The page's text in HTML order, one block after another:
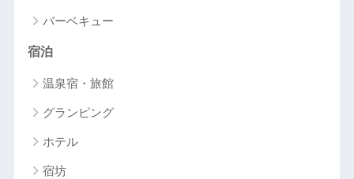
バーベキュー
宿泊
温泉宿・旅館
グランピング
ホテル
宿坊